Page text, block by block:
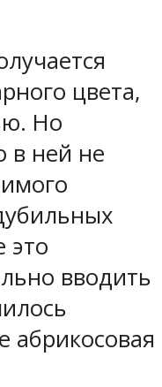
цвета,
Но
в ней не
это
вводить
абрикосовая